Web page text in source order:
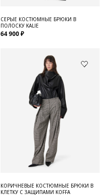
СЕРЫЕ КОСТЮМНЫЕ БРЮКИ В
ПОЛОСКУ KALIE
64 900 ₽
КОРИЧНЕВЫЕ КОСТЮМНЫЕ БРЮКИ В
КЛЕТКУ С ЗАЩИПАМИ KOFFA